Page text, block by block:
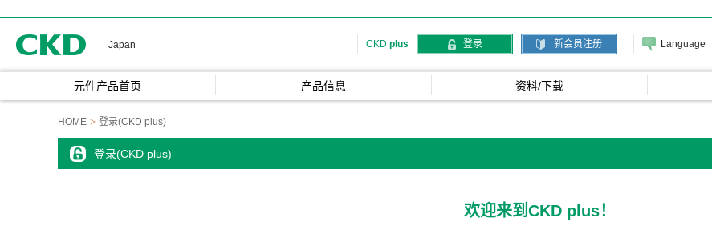
Japan CKD plus 登录 新会员注册 Language
元件产品首页 产品信息 资料/下载
HOME 登录(CKD plus)
登录(CKD plus)
欢迎来到CKD plus！